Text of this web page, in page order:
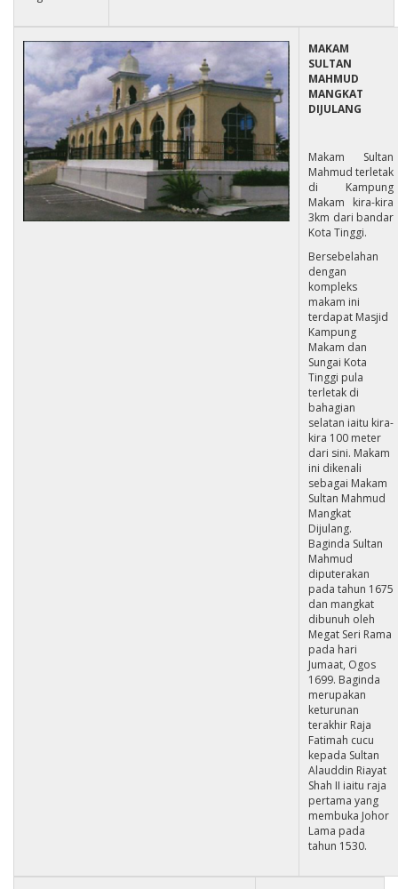
MAKAM
SULTAN
MAHMUD
MANGKAT
DIJULANG
Makam Sultan
Mahmud terletak
di Kampung
Makam kira-kira
3km dari bandar
Kota Tinggi.
Bersebelahan
dengan
kompleks
makam ini
terdapat Masjid
Kampung
Makam dan
Sungai Kota
Tinggi pula
terletak di
bahagian
selatan iaitu kira-
kira 100 meter
dari sini. Makam
ini dikenali
sebagai Makam
Sultan Mahmud
Mangkat
Dijulang.
Baginda Sultan
Mahmud
diputerakan
pada tahun 1675
dan mangkat
dibunuh oleh
Megat Seri Rama
pada hari
Jumaat, Ogos
1699. Baginda
merupakan
keturunan
terakhir Raja
Fatimah cucu
kepada Sultan
Alauddin Riayat
Shah II iaitu raja
pertama yang
membuka Johor
Lama pada
tahun 1530.